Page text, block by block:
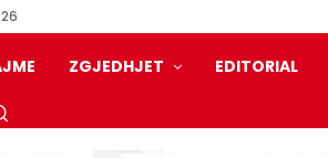
ZGJEDHJET EDITORIAL